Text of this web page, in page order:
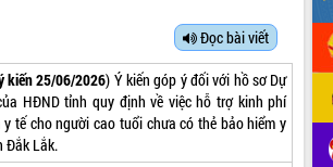
Đọc bài viết
kiến 25/06/2026) Ý kiến góp ý đối với hồ sơ Dự
HĐND tỉnh quy định về việc hỗ trợ kinh phí
tế cho người cao tuổi chưa có thẻ bảo hiểm y
Đắk Lắk.